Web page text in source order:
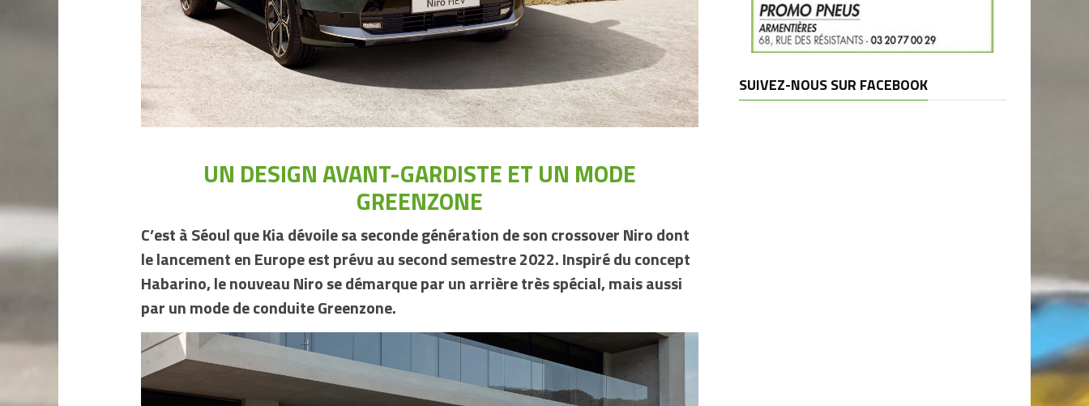
UN DESIGN AVANT-GARDISTE ET UN MODE
GREENZONE
C’est à Séoul que Kia dévoile sa seconde génération de son crossover Niro dont
le lancement en Europe est prévu au second semestre 2022. Inspiré du concept
Habarino, le nouveau Niro se démarque par un arrière très spécial, mais aussi
par un mode de conduite Greenzone.
SUIVEZ-NOUS SUR FACEBOOK